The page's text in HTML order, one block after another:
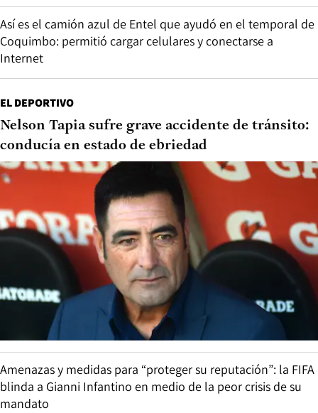
Así es el camión azul de Entel que ayudó en el temporal de
Coquimbo: permitió cargar celulares y conectarse a
Internet
EL DEPORTIVO
Nelson Tapia sufre grave accidente de tránsito:
conducía en estado de ebriedad
Amenazas y medidas para “proteger su reputación”: la FIFA
blinda a Gianni Infantino en medio de la peor crisis de su
mandato